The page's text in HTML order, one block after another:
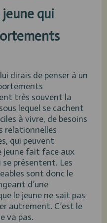
qui
dirais de penser à un
très souvent la
lequel se cachent
à vivre, de besoins
relationnelles
qui peuvent
jeune fait face aux
présentent. Les
sont donc le
d’une
le jeune ne sait pas
autrement. C’est le
va pas.